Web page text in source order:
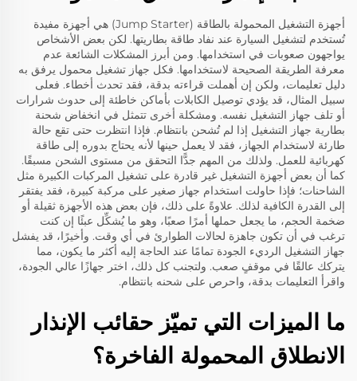
أجهزة التشغيل المحمولة بالطاقة (Jump Starter) هي أجهزة مفيدة
تُستخدم لتشغيل السيارة عند نفاد طاقة بطاريتها. لكن بعض الأشخاص
يواجهون صعوبات في استخدامها. ومن أبرز المشكلات الشائعة عدم
معرفة الطريقة الصحيحة لاستخدامها. فكل جهاز تشغيل محمول يرفق به
دليل تعليمات، ولكن إن أهملت قراءته بدقة، فقد تحدث أخطاء. فعلى
سبيل المثال، قد يؤدي توصيل الكابلات بأماكن خاطئة إلى حدوث شرارات
أو تلف جهاز التشغيل نفسه. ومشكلة أخرى تتمثل في انخفاض شحنة
بطارية جهاز التشغيل إذا لم تُشحن بانتظام. فإذا انتظرت حتى تقع حالة
طارئة لاستخدام الجهاز، فقد لا يعمل حينها لأنه يحتاج بدوره إلى طاقة
كهربائية للعمل. ولذلك من المهم جدًّا التحقق من مستوى الشحن مسبقًا.
كما أن بعض أجهزة التشغيل غير قادرة على تشغيل المركبات الكبيرة مثل
الشاحنات؛ فإذا حاولت استخدام جهاز صغير على مركبة كبيرة، فقد يفتقر
إلى القدرة الكافية لذلك. علاوةً على ذلك، فإن بعض هذه الأجهزة ثقيلة أو
ضخمة الحجم، ما يجعل حملها أمرًا صعبًا، وهو ما يُشكِّل عبئًا إن كنت
ترغب في أن تكون جاهزة لحالات الطوارئ في أي وقت. وأخيرًا، قد يفشل
جهاز التشغيل الرديء الجودة تمامًا عند الحاجة إليه أكثر ما يكون، مما
يتركك عالقًا في موقفٍ صعب. ولتجنب كل ذلك، اختر جهازًا عالي الجودة،
واقرأ التعليمات بدقة، واحرص على شحنه بانتظام.
ما الميزات التي تميّز حقائب الإنذار
الانطلاق المحمولة الفاخرة؟